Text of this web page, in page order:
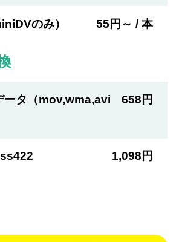
のみ） 55円～ / 本
ータ（mov,wma,avi
658円
1,098円